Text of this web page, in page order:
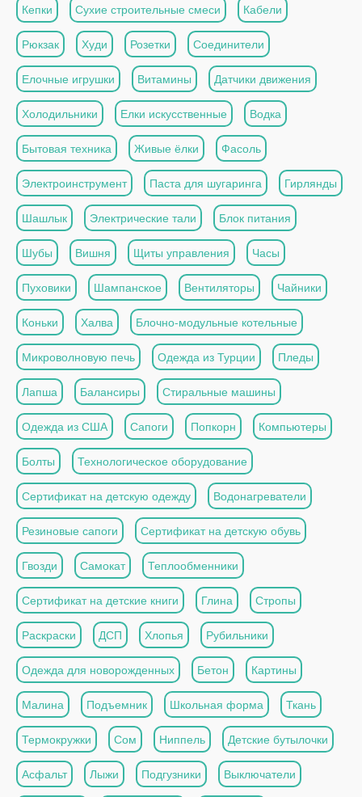
Кепки Сухие строительные смеси Кабели
Рюкзак Худи Розетки Соединители
Елочные игрушки Витамины Датчики движения
Холодильники Елки искусственные Водка
Бытовая техника Живые ёлки Фасоль
Электроинструмент Паста для шугаринга Гирлянды
Шашлык Электрические тали Блок питания
Шубы Вишня Щиты управления Часы
Пуховики Шампанское Вентиляторы Чайники
Коньки Халва Блочно-модульные котельные
Микроволновую печь Одежда из Турции Пледы
Лапша Балансиры Стиральные машины
Одежда из США Сапоги Попкорн Компьютеры
Болты Технологическое оборудование
Сертификат на детскую одежду Водонагреватели
Резиновые сапоги Сертификат на детскую обувь
Гвозди Самокат Теплообменники
Сертификат на детские книги Глина Стропы
Раскраски ДСП Хлопья Рубильники
Одежда для новорожденных Бетон Картины
Малина Подъемник Школьная форма Ткань
Термокружки Сом Ниппель Детские бутылочки
Асфальт Лыжи Подгузники Выключатели